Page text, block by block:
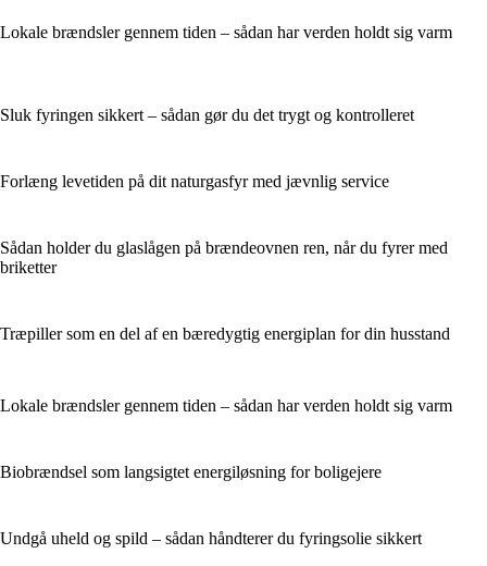
Lokale brændsler gennem tiden – sådan har verden holdt sig varm
Sluk fyringen sikkert – sådan gør du det trygt og kontrolleret
Forlæng levetiden på dit naturgasfyr med jævnlig service
Sådan holder du glaslågen på brændeovnen ren, når du fyrer med
briketter
Træpiller som en del af en bæredygtig energiplan for din husstand
Lokale brændsler gennem tiden – sådan har verden holdt sig varm
Biobrændsel som langsigtet energiløsning for boligejere
Undgå uheld og spild – sådan håndterer du fyringsolie sikkert